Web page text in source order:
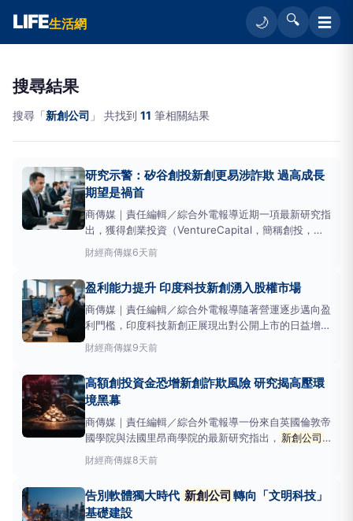
LIFE生活網 🌙 🔍 ☰
搜尋結果
搜尋「新創公司 」 共找到 11 筆相關結果
研究示警：矽谷創投新創更易涉詐欺 過高成長
期望是禍首
商傳媒｜責任編輯／綜合外電報導近期一項最新研究指
出，獲得創業投資（VentureCapital，簡稱創投，意
指投資高成長潛力
矽谷 新創公司
，比起未接受機構投資的公司，更容易
是導致這些新創公司捲入詐欺案的重要因素。
財經商傳媒6天前
盈利能力提升 印度科技新創湧入股權市場
商傳媒｜責任編輯／綜合外電報導隨著營運逐步邁向盈
利門檻，印度科技新創正展現出對公開上市的日益增強
的信心，愈來愈多業者選擇透過股權市場籌資。
《TheHansIndia》報導指出，這波趨勢反映市場對科
轉變。許多新創公司已營運超過十年，並
財經商傳媒9天前
高額創投資金恐增新創詐欺風險 研究揭高壓環
境黑幕
商傳媒｜責任編輯／綜合外電報導一份來自英國倫敦帝
國學院與法國里昂商學院的最新研究指出， 新創公司
一旦獲得高額創投資金（VC，一種投資於高成長潛力
新創公司
的資金模式），其發生詐欺行為的風險將顯
2000年至2023年間民事與刑事證券
財經商傳媒8天前
告別軟體獨大時代 新創公司 轉向「文明科技」
基礎建設